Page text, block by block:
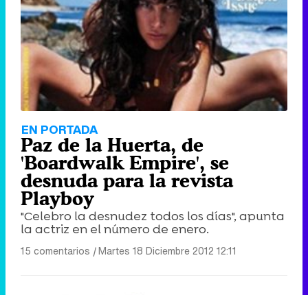
EN PORTADA
Paz de la Huerta, de
'Boardwalk Empire', se
desnuda para la revista
Playboy
"Celebro la desnudez todos los días", apunta
la actriz en el número de enero.
15 comentarios |Martes 18 Diciembre 2012 12:11